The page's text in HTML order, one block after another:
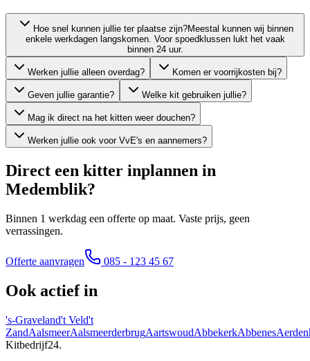
Hoe snel kunnen jullie ter plaatse zijn?Meestal kunnen wij binnen
enkele werkdagen langskomen. Voor spoedklussen lukt het vaak
binnen 24 uur.
Werken jullie alleen overdag? Komen er voorrijkosten bij?
Geven jullie garantie? Welke kit gebruiken jullie?
Mag ik direct na het kitten weer douchen?
Werken jullie ook voor VvE's en aannemers?
Direct een kitter inplannen in
Medemblik?
Binnen 1 werkdag een offerte op maat. Vaste prijs, geen
verrassingen.
Offerte aanvragen 085 - 123 45 67
Ook actief in
's-Graveland't Veld't
ZandAalsmeerAalsmeerderbrugAartswoudAbbekerkAbbenes
Kitbedrijf24.